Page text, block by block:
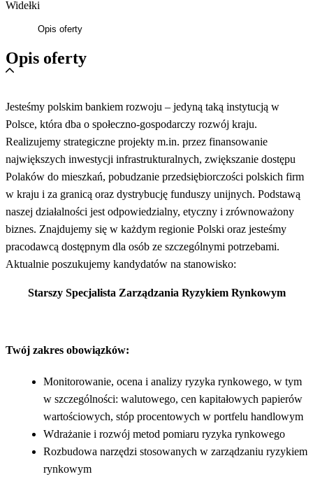
Widełki
Opis oferty
Opis oferty
Jesteśmy polskim bankiem rozwoju – jedyną taką instytucją w
Polsce, która dba o społeczno-gospodarczy rozwój kraju.
Realizujemy strategiczne projekty m.in. przez finansowanie
największych inwestycji infrastrukturalnych, zwiększanie dostępu
Polaków do mieszkań, pobudzanie przedsiębiorczości polskich firm
w kraju i za granicą oraz dystrybucję funduszy unijnych. Podstawą
naszej działalności jest odpowiedzialny, etyczny i zrównoważony
biznes. Znajdujemy się w każdym regionie Polski oraz jesteśmy
pracodawcą dostępnym dla osób ze szczególnymi potrzebami.
Aktualnie poszukujemy kandydatów na stanowisko:
Starszy Specjalista Zarządzania Ryzykiem Rynkowym
Twój zakres obowiązków:
Monitorowanie, ocena i analizy ryzyka rynkowego, w tym
w szczególności: walutowego, cen kapitałowych papierów
wartościowych, stóp procentowych w portfelu handlowym
Wdrażanie i rozwój metod pomiaru ryzyka rynkowego
Rozbudowa narzędzi stosowanych w zarządzaniu ryzykiem
rynkowym